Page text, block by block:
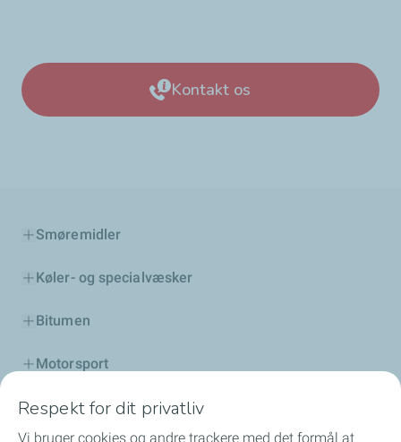
Kontakt os
Smøremidler
Køler- og specialvæsker
Bitumen
Motorsport
Distributør
Respekt for dit privatliv
Vi bruger cookies og andre trackere med det formål at